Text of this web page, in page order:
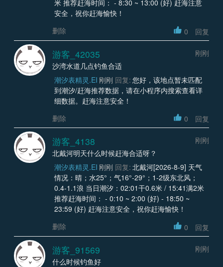
米 推荐赶海时间： - 8:30 ~ 13:00 (好) 赶海注意
安全，祝你赶海愉快！
删除
0 回复
游客_42035
刚刚
沙湾水道几点钓鱼合适
潮汐表精灵.EI 刚刚 回复: 您好，该地点暂未匹配
到潮汐/赶海推荐数据，请在小程序内搜索查看详
细数据。赶海注意安全！
删除
0 回复
游客_4138
刚刚
北戴河明天什么时候赶海合适呀？
潮汐表精灵.EI 刚刚 回复: 北戴河[2026-8-9] 天气
情况：晴；水25°；气16°-29°；1-2级东北风；
0.4-1.1浪 当日潮汐：02:01干0.6米 / 15:41满2米
推荐赶海时间： - 0:10 ~ 2:00 (好) - 18:50 ~
23:59 (好) 赶海注意安全，祝你赶海愉快！
删除
0 回复
游客_91569
刚刚
什么时候钓鱼好